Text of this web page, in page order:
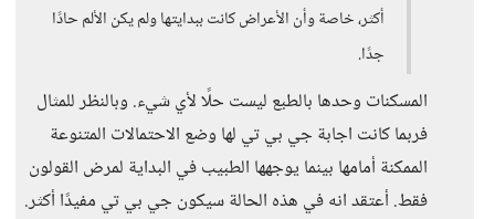
أكثر، خاصة وأن الأعراض كانت ببدايتها ولم يكن الألم حادًا
جدًا.
المسكنات وحدها بالطبع ليست حلًا لأي شيء. وبالنظر للمثال
فربما كانت اجابة جي بي تي لها وضع الاحتمالات المتنوعة
الممكنة أمامها بينما يوجهها الطبيب في البداية لمرض القولون
فقط. أعتقد انه في هذه الحالة سيكون جي بي تي مفيدًا أكثر.